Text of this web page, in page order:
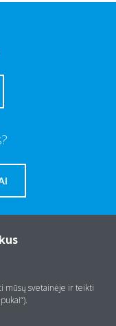
mūsų svetainėje ir teikti